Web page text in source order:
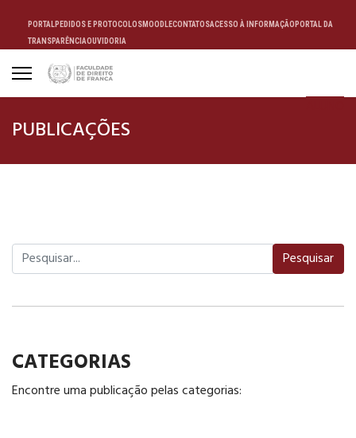
PORTALPEDIDOS E PROTOCOLOSMOODLECONTATOSACESSO À INFORMAÇÃO PORTAL DA
TRANSPARÊNCIAOUVIDORIA
PUBLICAÇÕES
Pesquisar Pesquisar
CATEGORIAS
Encontre uma publicação pelas categorias: